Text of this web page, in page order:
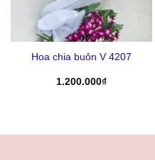
Hoa chia buôn V 4207
1.200.000₫